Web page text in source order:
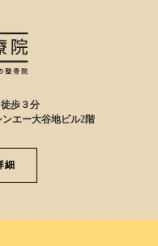
歩３分
エー大谷地ビル2階
細